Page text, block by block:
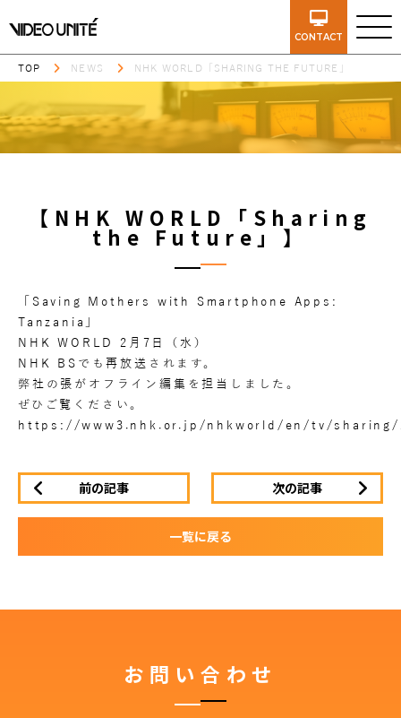
CONTACT
TOP NEWS NHK WORLD「SHARING THE FUTURE」
【NHK WORLD「Sharing
the Future」】
「Saving Mothers with Smartphone Apps:
Tanzania」
NHK WORLD 2月7日（水）
NHK BSでも再放送されます。
弊社の張がオフライン編集を担当しました。
ぜひご覧ください。
https://www3.nhk.or.jp/nhkworld/en/tv/sharing/
前の記事 次の記事
一覧に戻る
お問い合わせ